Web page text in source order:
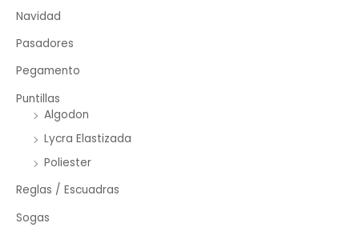
Navidad
Pasadores
Pegamento
Puntillas
Algodon
Lycra Elastizada
Poliester
Reglas / Escuadras
Sogas